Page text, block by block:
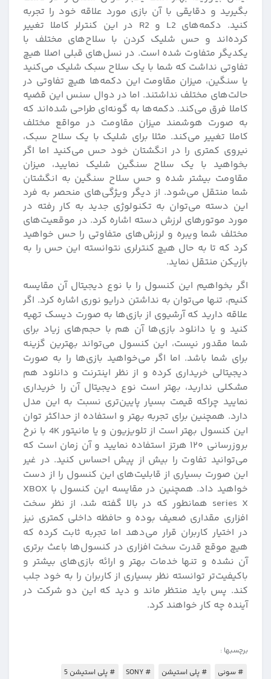
بگیرید و دقایقی با آن بازی مورد علاقه خود را تجربه
کنید. دکمه‌های L2 و R2 در این کنترلر کاملا تغییر
کرده‌اند و حس شلیک کردن با سلاح‌های مختلف با
یکدیگر متفاوت شده است. در نسل‌های قبلی اصلا هیچ
تفاوتی نداشت که شما با یک سلاح سبک شلیک می‌کنید
یا سنگین، میزان مقاومت این دکمه‌ها هیچ تفاوتی در
حالت‌های مختلف نداشتند. اما در دوال سنس این قضیه
کاملا فرق می‌کند. دکمه‌ها به گونه‌ای طراحی شده‌اند که
به صورت هوشمند میزان مقاومت در مواقع مختلف
کاملا تغییر می‌کند. مثلا برای شلیک با یک سلاح سبک،
نیروی کمتری را در انگشتان خود حس می‌کنید اما اگر
بخواهید با یک سلاح سنگین شلیک نمایید، میزان
مقاومت بیشتر شده و حس سلاح سنگین به انگشتان
شما منتقل می‌شود. از دیگر ویژگی‌های منحصر به فرد
این دسته می‌توان به تکنولوژی جدید به کار رفته در
مورد موتورهای لرزش دسته اشاره کرد. در موقعیت‌های
مختلف شما ویبره و لرزش‌های متفاوتی را حس خواهید
کرد که تا به حال هیچ کنترلری نتوانسته این حس را به
بازیکن منتقل نماید.
اگر بخواهیم این کنسول را با نوع دیجیتال آن مقایسه
کنیم، تنها می‌توان به نداشتن درایو نوری اشاره کرد. اگر
علاقه دارید که آرشیوی از بازی‌ها به صورت دیسک تهیه
کنید و یا دانلود بازی‌ها آن هم با حجم‌های زیاد برای
شما مقدور نیست، این کنسول می‌تواند بهترین گزینه
برای شما باشد. اما اگر می‌خواهید بازی‌ها را به صورت
دیجیتالی خریداری کرده و از نظر اینترنت و دانلود هم
مشکلی ندارید، بهتر است نوع دیجیتال آن را خریداری
نمایید چراکه قیمت بسیار پایین‌تری نسبت به این مدل
دارد. همچنین برای تجربه بهتر و استفاده از حداکثر توان
این کنسول بهتر است از تلویزیون و یا مانیتور 4K با نرخ
بروزرسانی ۱۲۰ هرتز استفاده نمایید و آن زمان است که
می‌توانید تفاوت را بیش از پیش احساس کنید. در غیر
این صورت بسیاری از قابلیت‌های این کنسول را از دست‌
خواهید داد. همچنین در مقایسه این کنسول با XBOX
series X همانطور که در بالا گفته شد، از نظر سخت
افزاری مقداری ضعیف بوده و حافظه داخلی کمتری نیز
در اختیار کاربران قرار می‌دهد اما تجربه ثابت کرده که
هیچ موقع قدرت سخت افزاری در کنسول‌ها باعث برتری
آن نشده و تنها خدمات بهتر و ارائه بازی‌های بیشتر و
باکیفیت‌تر توانسته نظر بسیاری از کاربران را به خود جلب
کند. پس باید منتظر ماند و دید که این دو شرکت در
آینده چه کار خواهند کرد.
برچسبها :
# سونی # پلی استیشن # SONY
# پلی استیشن 5